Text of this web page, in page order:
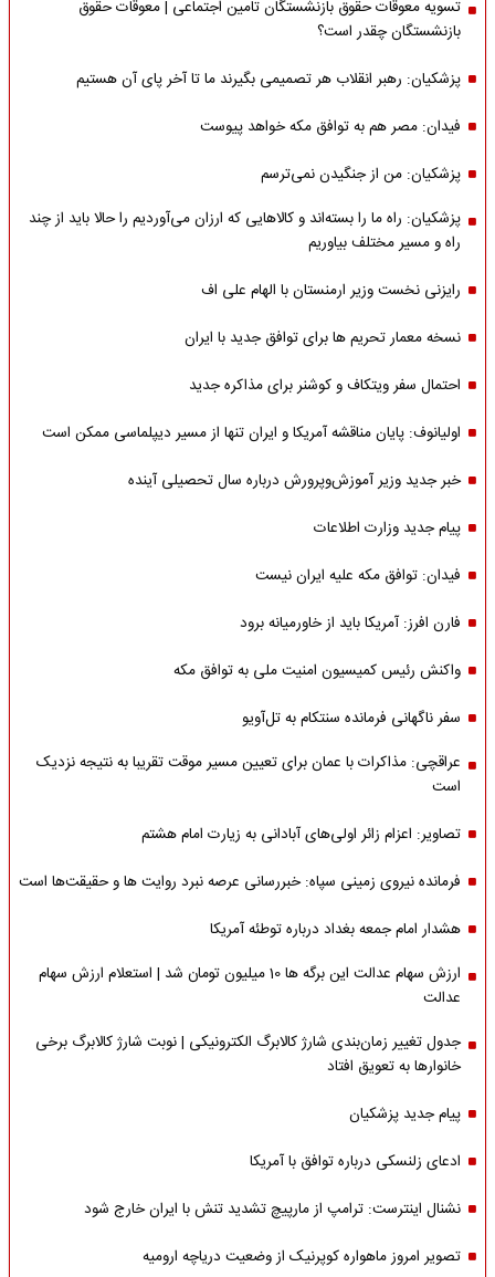
تسویه معوقات حقوق بازنشستگان تامین اجتماعی | معوقات حقوق
بازنشستگان چقدر است؟
پزشکیان: رهبر انقلاب هر تصمیمی بگیرند ما تا آخر پای آن هستیم
فیدان: مصر هم به توافق مکه خواهد پیوست
پزشکیان: من از جنگیدن نمی‌ترسم
پزشکیان: راه ما را بسته‌اند و کالاهایی که ارزان می‌آوردیم را حالا باید از چند
راه و مسیر مختلف بیاوریم
رایزنی نخست وزیر ارمنستان با الهام علی اف
نسخه معمار تحریم ها برای توافق جدید با ایران
احتمال سفر ویتکاف و کوشنر برای مذاکره جدید
اولیانوف: پایان مناقشه آمریکا و ایران تنها از مسیر دیپلماسی ممکن است
خبر جدید وزیر آموزش‌وپرورش درباره سال تحصیلی آینده
پیام جدید وزارت اطلاعات
فیدان: توافق مکه علیه ایران نیست
فارن افرز: آمریکا باید از خاورمیانه برود
واکنش رئیس کمیسیون امنیت ملی به توافق مکه
سفر ناگهانی فرمانده سنتکام به تل‌آویو
عراقچی: مذاکرات با عمان برای تعیین مسیر موقت تقریبا به نتیجه نزدیک
است
تصاویر: اعزام زائر اولی‌های آبادانی به زیارت امام هشتم
فرمانده نیروی زمینی سپاه: خبررسانی عرصه نبرد روایت ها و حقیقت‌ها است
هشدار امام جمعه بغداد درباره توطئه آمریکا
ارزش سهام عدالت این برگه ها 10 میلیون تومان شد | استعلام ارزش سهام
عدالت
جدول تغییر زمان‌بندی شارژ کالابرگ الکترونیکی | نوبت شارژ کالابرگ برخی
خانوارها به تعویق افتاد
پیام جدید پزشکیان
ادعای زلنسکی درباره توافق با آمریکا
نشنال اینترست: ترامپ از مارپیچ تشدید تنش با ایران خارج شود
تصویر امروز ماهواره کوپرنیک از وضعیت دریاچه ارومیه